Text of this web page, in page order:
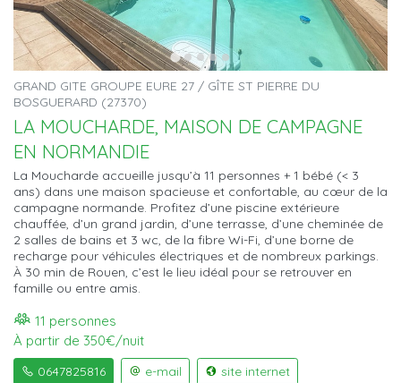
GRAND GITE GROUPE EURE 27 / GÎTE ST PIERRE DU
BOSGUERARD (27370)
LA MOUCHARDE, MAISON DE CAMPAGNE
EN NORMANDIE
La Moucharde accueille jusqu’à 11 personnes + 1 bébé (< 3
ans) dans une maison spacieuse et confortable, au cœur de la
campagne normande. Profitez d’une piscine extérieure
chauffée, d’un grand jardin, d’une terrasse, d’une cheminée de
2 salles de bains et 3 wc, de la fibre Wi-Fi, d’une borne de
recharge pour véhicules électriques et de nombreux parkings.
À 30 min de Rouen, c’est le lieu idéal pour se retrouver en
famille ou entre amis.
11 personnes
À partir de 350€/nuit
0647825816 e-mail site internet